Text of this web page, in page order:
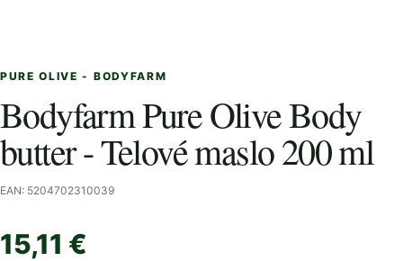
PURE OLIVE - BODYFARM
Bodyfarm Pure Olive Body
butter - Telové maslo 200 ml
EAN: 5204702310039
15,11 €